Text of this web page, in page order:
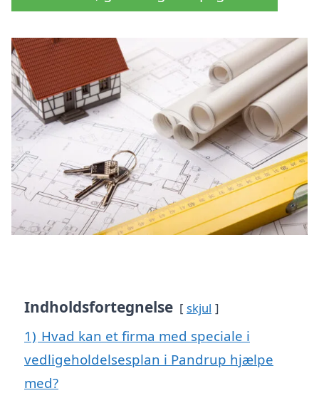
Indholdsfortegnelse skjul
1) Hvad kan et firma med speciale i
vedligeholdelsesplan i Pandrup hjælpe
med?